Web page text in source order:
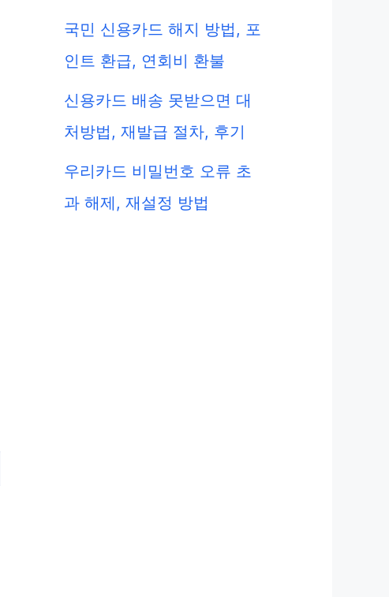
국민 신용카드 해지 방법, 포
인트 환급, 연회비 환불
신용카드 배송 못받으면 대
처방법, 재발급 절차, 후기
우리카드 비밀번호 오류 초
과 해제, 재설정 방법